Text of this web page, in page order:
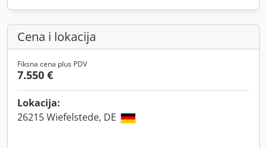
Cena i lokacija
Fiksna cena plus PDV
7.550 €
Lokacija:
26215 Wiefelstede, DE